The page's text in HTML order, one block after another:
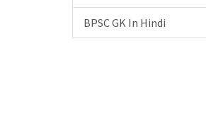
BPSC GK In Hindi